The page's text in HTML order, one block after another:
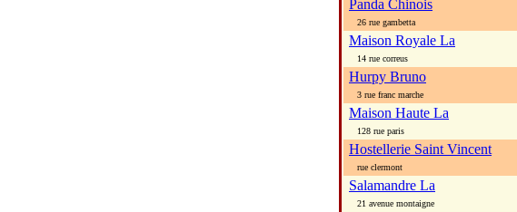
Panda Chinois
26 rue gambetta
Maison Royale La
14 rue correus
Hurpy Bruno
3 rue franc marche
Maison Haute La
128 rue paris
Hostellerie Saint Vincent
rue clermont
Salamandre La
21 avenue montaigne